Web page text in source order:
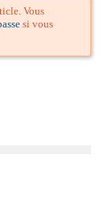
Vous
si vous